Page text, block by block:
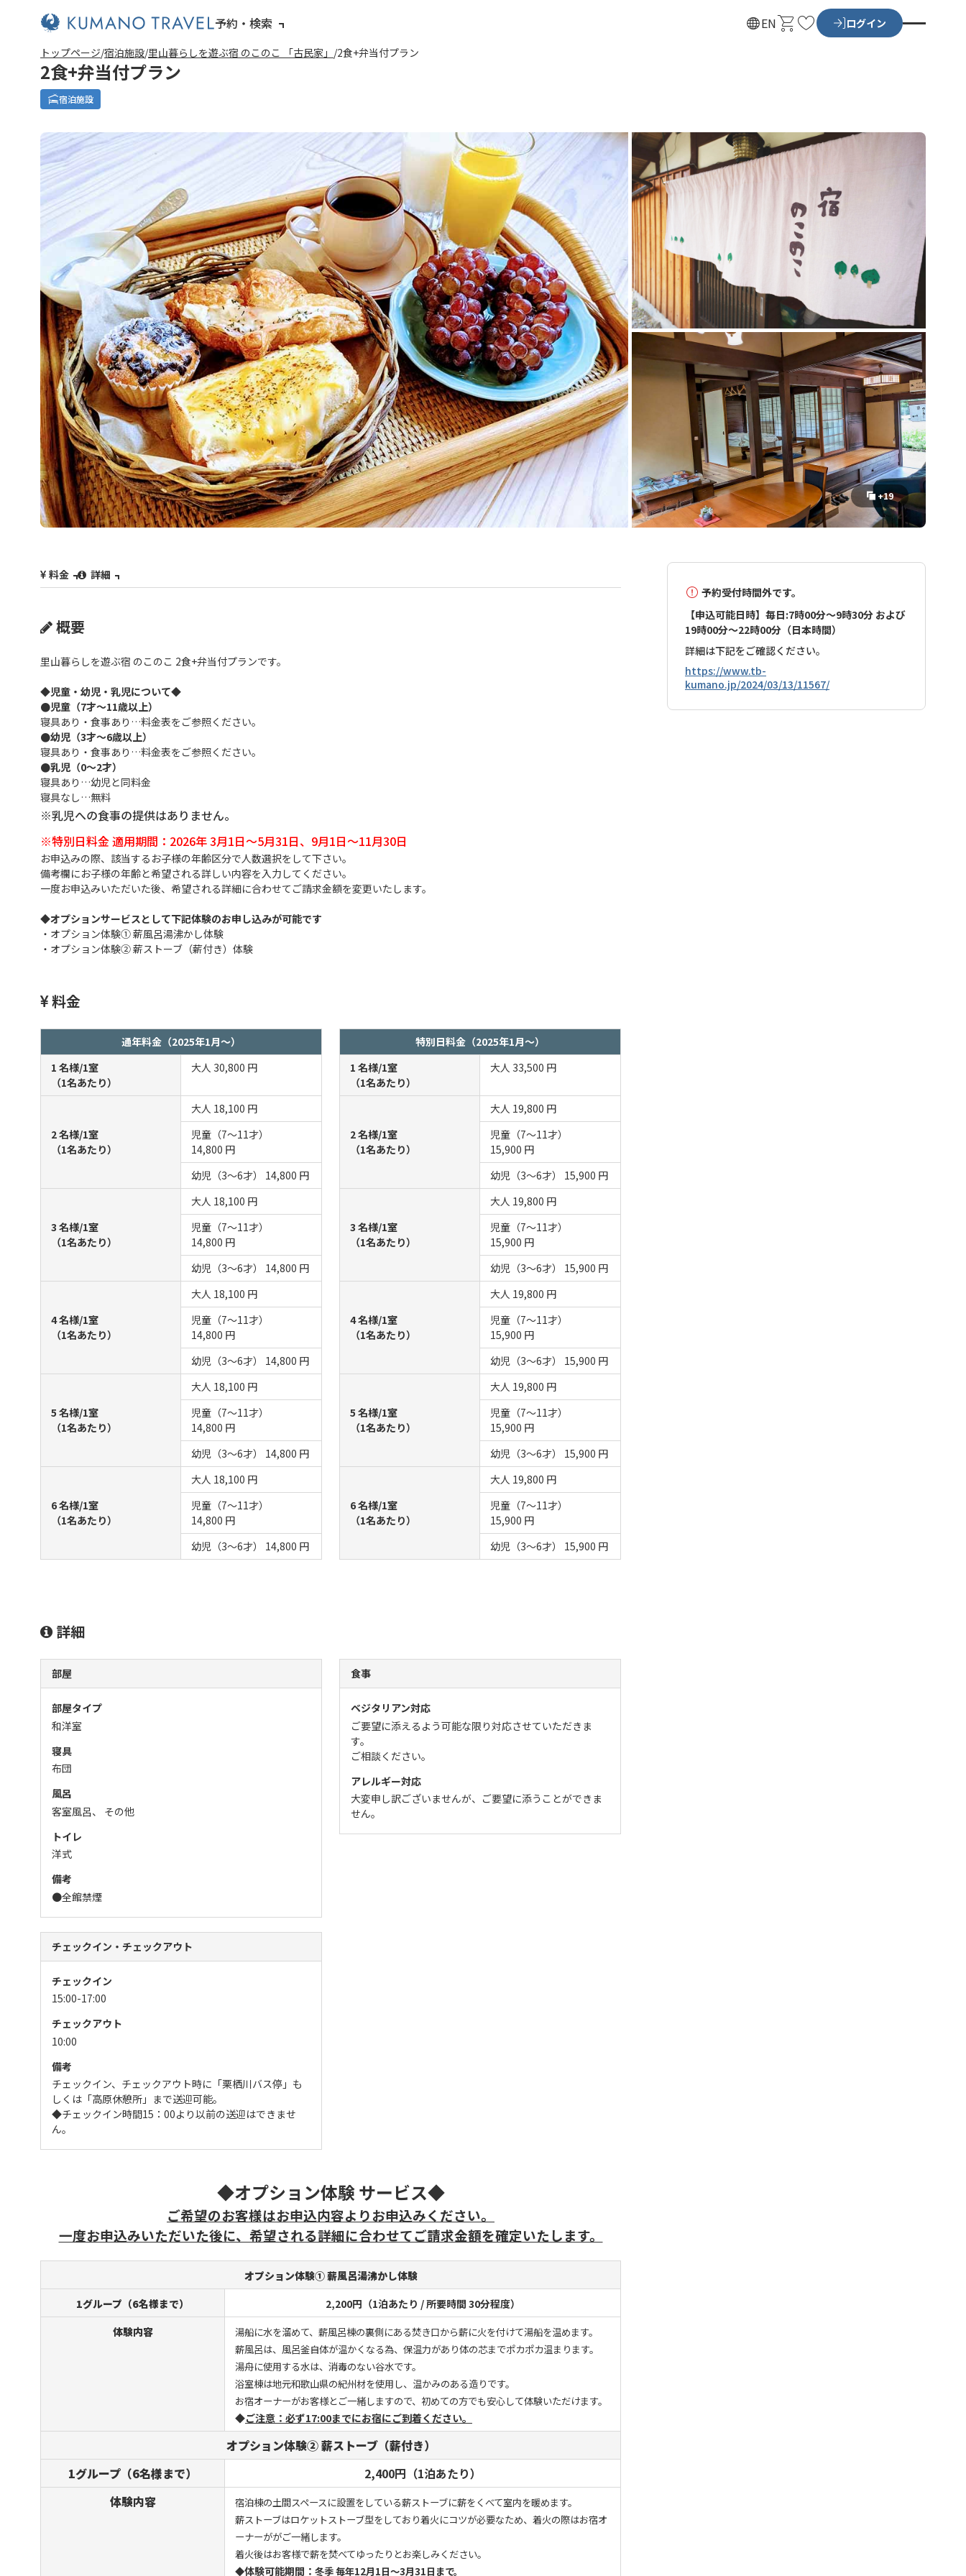
予約・検索 ENカ お
ログイン
トップページ 宿泊施設 里山暮らしを遊ぶ宿 のこのこ 「古民家」 2食+弁当付プラン
2食+弁当付プラン
宿泊施設
+19
料金 詳細
概要
里山暮らしを遊ぶ宿 のこのこ 2食+弁当付プランです。
◆児童・幼児・乳児について◆
●児童（7才～11歳以上）
寝具あり・食事あり…料金表をご参照ください。
●幼児（3才～6歳以上）
寝具あり・食事あり…料金表をご参照ください。
●乳児（0～2才）
寝具あり…幼児と同料金
寝具なし…無料
※乳児への食事の提供はありません。
※特別日料金 適用期間：2026年 3月1日～5月31日、9月1日～11月30日
お申込みの際、該当するお子様の年齢区分で人数選択をして下さい。
備考欄にお子様の年齢と希望される詳しい内容を入力してください。
一度お申込みいただいた後、希望される詳細に合わせてご請求金額を変更いたします。
◆オプションサービスとして下記体験のお申し込みが可能です
・オプション体験① 薪風呂湯沸かし体験
・オプション体験② 薪ストーブ（薪付き）体験
料金
通年料金（2025年1月～）
1 名様/1室
（1名あたり）
大人 30,800 円
2 名様/1室
（1名あたり）
大人 18,100 円
児童（7～11才）
14,800 円
幼児（3～6才） 14,800 円
3 名様/1室
（1名あたり）
大人 18,100 円
児童（7～11才）
14,800 円
幼児（3～6才） 14,800 円
4 名様/1室
（1名あたり）
大人 18,100 円
児童（7～11才）
14,800 円
幼児（3～6才） 14,800 円
5 名様/1室
（1名あたり）
大人 18,100 円
児童（7～11才）
14,800 円
幼児（3～6才） 14,800 円
6 名様/1室
（1名あたり）
大人 18,100 円
児童（7～11才）
14,800 円
幼児（3～6才） 14,800 円
特別日料金（2025年1月～）
1 名様/1室
（1名あたり）
大人 33,500 円
2 名様/1室
（1名あたり）
大人 19,800 円
児童（7～11才）
15,900 円
幼児（3～6才） 15,900 円
3 名様/1室
（1名あたり）
大人 19,800 円
児童（7～11才）
15,900 円
幼児（3～6才） 15,900 円
4 名様/1室
（1名あたり）
大人 19,800 円
児童（7～11才）
15,900 円
幼児（3～6才） 15,900 円
5 名様/1室
（1名あたり）
大人 19,800 円
児童（7～11才）
15,900 円
幼児（3～6才） 15,900 円
6 名様/1室
（1名あたり）
大人 19,800 円
児童（7～11才）
15,900 円
幼児（3～6才） 15,900 円
詳細
部屋
部屋タイプ
和洋室
寝具
布団
風呂
客室風呂、 その他
トイレ
洋式
備考
●全館禁煙
食事
ベジタリアン対応
ご要望に添えるよう可能な限り対応させていただきま
す。
ご相談ください。
アレルギー対応
大変申し訳ございませんが、ご要望に添うことができま
せん。
チェックイン・チェックアウト
チェックイン
15:00-17:00
チェックアウト
10:00
備考
チェックイン、チェックアウト時に「栗栖川バス停」も
しくは「高原休憩所」まで送迎可能。
◆チェックイン時間15：00より以前の送迎はできませ
ん。
◆オプション体験 サービス◆
ご希望のお客様はお申込内容よりお申込みください。
一度お申込みいただいた後に、希望される詳細に合わせてご請求金額を確定いたします。
オプション体験① 薪風呂湯沸かし体験
1グループ（6名様まで）
2,200円（1泊あたり / 所要時間 30分程度）
体験内容
湯船に水を溜めて、薪風呂棟の裏側にある焚き口から薪に火を付けて湯船を温めます。
薪風呂は、風呂釜自体が温かくなる為、保温力があり体の芯までポカポカ温まります。
湯舟に使用する水は、消毒のない谷水です。
浴室棟は地元和歌山県の紀州材を使用し、温かみのある造りです。
お宿オーナーがお客様とご一緒しますので、初めての方でも安心して体験いただけます。
◆ご注意： 必ず17:00までにお宿にご到着ください。
オプション体験② 薪ストーブ（薪付き）
1グループ（6名様まで）
2,400円（1泊あたり）
体験内容
宿泊棟の土間スペースに設置をしている薪ストーブに薪をくべて室内を暖めます。
薪ストーブはロケットストーブ型をしており着火にコツが必要なため、着火の際はお宿オ
ーナーががご一緒します。
着火後はお客様で薪を焚べてゆったりとお楽しみください。
◆体験可能期間： 冬季 毎年12月1日～3月31日まで。
予約受付時間外です。
【申込可能日時】毎日:7時00分～9時30分 および
19時00分～22時00分（日本時間）
詳細は下記をご確認ください。
https://www.tb-
kumano.jp/2024/03/13/11567/